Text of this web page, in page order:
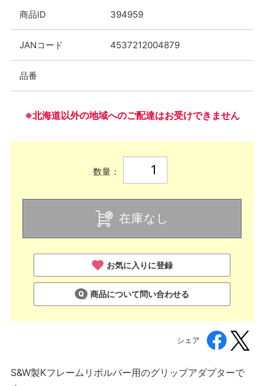
商品ID 394959
JANコード 4537212004879
品番
※北海道以外の地域へのご配達はお受けできません
数量：
在庫なし
お気に入りに登録
商品について問い合わせる
シェア
S&W製Kフレームリボルバー用のグリップアダプターで